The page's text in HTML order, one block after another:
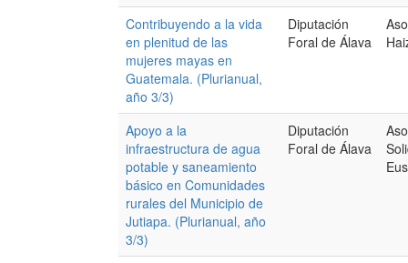
Contribuyendo a la vida
en plenitud de las
mujeres mayas en
Guatemala. (Plurianual,
año 3/3)
Diputación
Foral de Álava
Apoyo a la
infraestructura de agua
potable y saneamiento
básico en Comunidades
rurales del Municipio de
Jutiapa. (Plurianual, año
3/3)
Diputación
Foral de Álava